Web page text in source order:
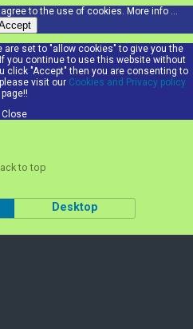
to the use of cookies. More info ...
set to "allow cookies" to give you the
you continue to use this website without
click "Accept" then you are consenting to
visit our Cookies and Privacy policy
page!!
Close
to top
Desktop